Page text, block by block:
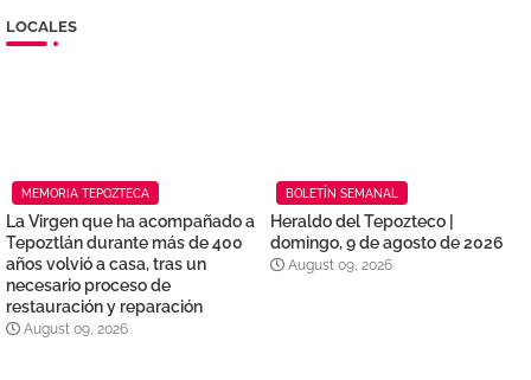
LOCALES
MEMORIA TEPOZTECA
La Virgen que ha acompañado a
Tepoztlán durante más de 400
años volvió a casa, tras un
necesario proceso de
restauración y reparación
August 09, 2026
BOLETÍN SEMANAL
Heraldo del Tepozteco |
domingo, 9 de agosto de 2026
August 09, 2026